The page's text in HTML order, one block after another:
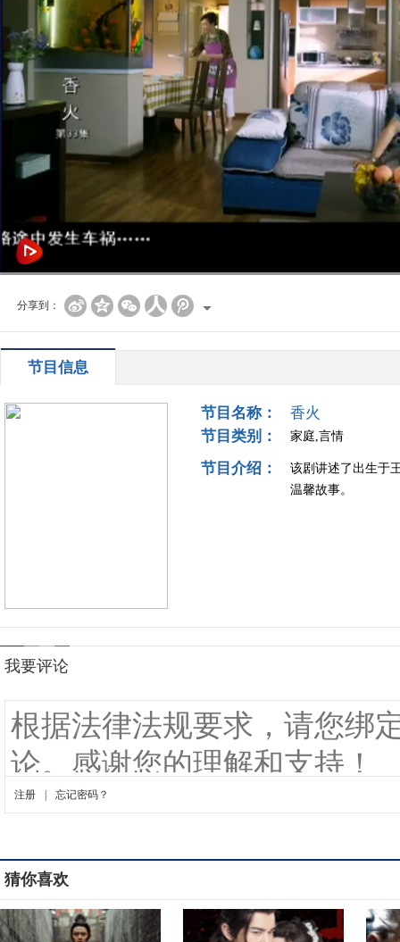
分享到：
节目信息
节目名称：
香火
节目类别：
家庭,言情
节目介绍：
该剧讲述了出生于
温馨故事。
猜你喜欢